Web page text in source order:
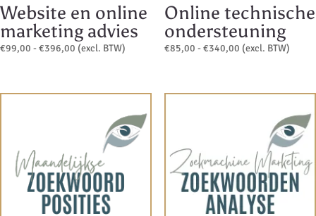
Website en online
marketing advies
€99,00 -€396,00 Prijsklasse:
€396,00
(excl. BTW)
Online technische
ondersteuning
€85,00 -€340,00Prijsklasse:
€340,00
(excl. BTW)